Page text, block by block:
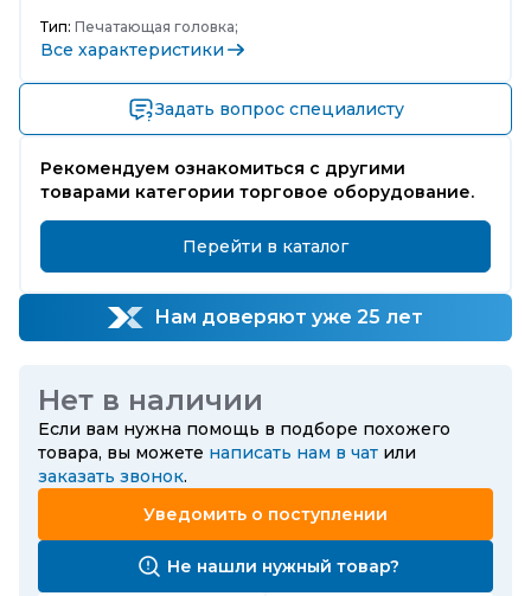
Тип: Печатающая головка;
Все характеристики
Задать вопрос специалисту
Рекомендуем ознакомиться с другими
товарами категории торговое оборудование.
Перейти в каталог
Нам доверяют уже 25 лет
Нет в наличии
Если вам нужна помощь в подборе похожего
товара, вы можете написать нам в чат или
заказать звонок.
Уведомить о поступлении
Не нашли нужный товар?